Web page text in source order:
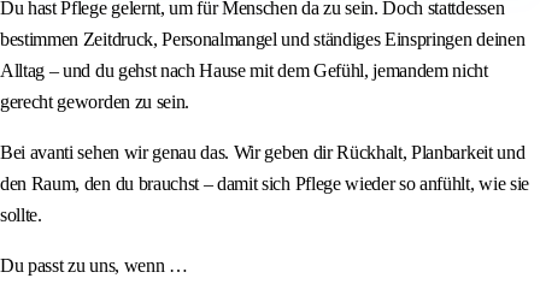
Du hast Pflege gelernt, um für Menschen da zu sein. Doch stattdessen
bestimmen Zeitdruck, Personalmangel und ständiges Einspringen deinen
Alltag – und du gehst nach Hause mit dem Gefühl, jemandem nicht
gerecht geworden zu sein.
Bei avanti sehen wir genau das. Wir geben dir Rückhalt, Planbarkeit und
den Raum, den du brauchst – damit sich Pflege wieder so anfühlt, wie sie
sollte.
Du passt zu uns, wenn …